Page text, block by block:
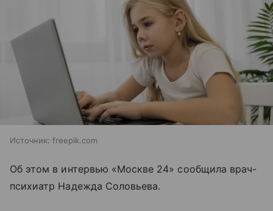
Источник: freepik.com
Об этом в интервью «Москве 24» сообщила врач-
психиатр Надежда Соловьева.